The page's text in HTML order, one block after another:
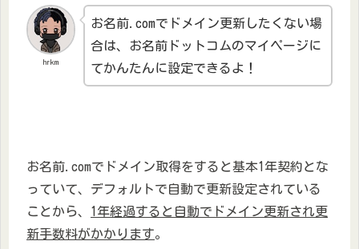
hrkm
お名前.comでドメイン更新したくない場
合は、お名前ドットコムのマイページに
てかんたんに設定できるよ！
お名前.comでドメイン取得をすると基本1年契約とな
っていて、デフォルトで自動で更新設定されている
ことから、 1年経過すると自動でドメイン更新され更
新手数料がかかります。